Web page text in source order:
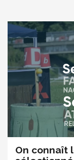
On connaît